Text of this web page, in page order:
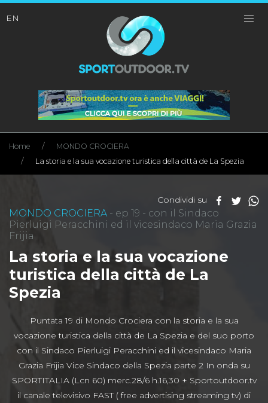
EN
Home
MONDO CROCIERA
La storia e la sua vocazione turistica della città de La Spezia
Condividi su
MONDO CROCIERA - ep 19 - con il Sindaco
Pierluigi Peracchini ed il vicesindaco Maria Grazia
Frijia
La storia e la sua vocazione
turistica della città de La
Spezia
Puntata 19 di Mondo Crociera con la storia e la sua
vocazione turistica della città de La Spezia e del suo porto
con il Sindaco Pierluigi Peracchini ed il vicesindaco Maria
Grazia Frijia Vice Sindaco della Spezia parte 2 In onda su
SPORTITALIA (Lcn 60) merc.28/6 h.16,30 + Sportoutdoor.tv
il canale televisivo FAST ( free advertising streaming tv) di